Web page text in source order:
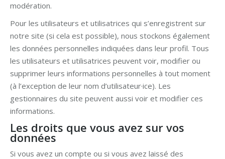
modération.
Pour les utilisateurs et utilisatrices qui s’enregistrent sur
notre site (si cela est possible), nous stockons également
les données personnelles indiquées dans leur profil. Tous
les utilisateurs et utilisatrices peuvent voir, modifier ou
supprimer leurs informations personnelles à tout moment
(à l’exception de leur nom d’utilisateur·ice). Les
gestionnaires du site peuvent aussi voir et modifier ces
informations.
Les droits que vous avez sur vos
données
Si vous avez un compte ou si vous avez laissé des